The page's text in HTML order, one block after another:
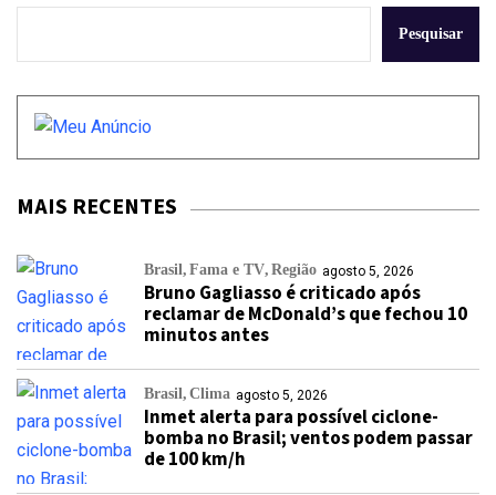
Pesquisar
MAIS RECENTES
Brasil Fama e TV Região agosto 5, 2026
Bruno Gagliasso é criticado após
reclamar de McDonald’s que fechou 10
minutos antes
Brasil Clima agosto 5, 2026
Inmet alerta para possível ciclone-
bomba no Brasil; ventos podem passar
de 100 km/h